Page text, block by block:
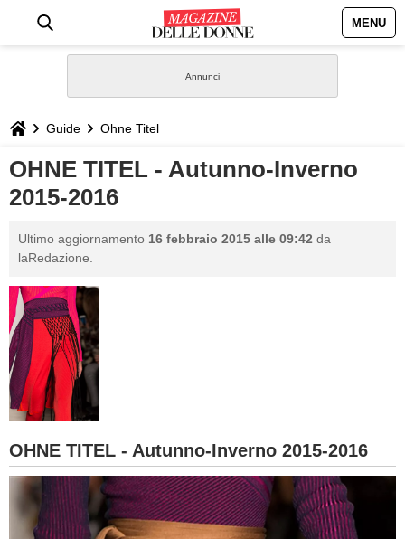
MENU
STILE
BIOGRAFIE
DEFINIZIONI
GASTRONOMIA
CAPELLI
SESSO
DIETA
GUIDE
Guide Ohne Titel
OHNE TITEL - Autunno-Inverno
2015-2016
Ultimo aggiornamento 16 febbraio 2015 alle 09:42 da
laRedazione.
OHNE TITEL - Autunno-Inverno 2015-2016